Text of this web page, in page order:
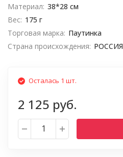
Материал: 38*28 см
Вес: 175 г
Торговая марка: Паутинка
Страна происхождения: РОССИЯ
Осталась 1 шт.
2 125 руб.